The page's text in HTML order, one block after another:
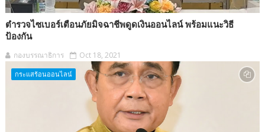
ตำรวจไซเบอร์เตือนภัยมิจฉาชีพดูดเงินออนไลน์ พร้อมแนะวิธี
ป้องกัน
กองบรรณาธิการ Oct 18, 2021
กระแสร้อนออนไลน์